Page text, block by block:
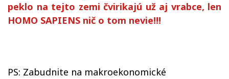
peklo na tejto zemi čvirikajú už aj vrabce, len
HOMO SAPIENS nič o tom nevie!!!
PS: Zabudnite na makroekonomické